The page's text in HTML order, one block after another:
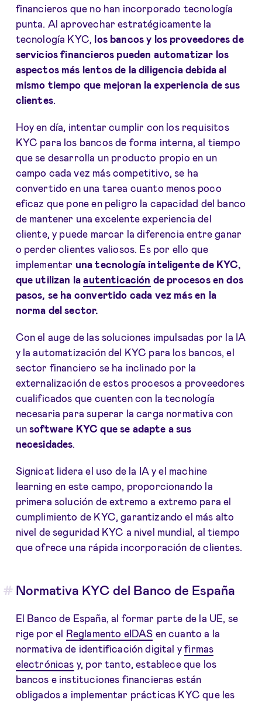
financieros que no han incorporado tecnología
punta. Al aprovechar estratégicamente la
tecnología KYC, los bancos y los proveedores de
servicios financieros pueden automatizar los
aspectos más lentos de la diligencia debida al
mismo tiempo que mejoran la experiencia de sus
clientes.
Hoy en día, intentar cumplir con los requisitos
KYC para los bancos de forma interna, al tiempo
que se desarrolla un producto propio en un
campo cada vez más competitivo, se ha
convertido en una tarea cuanto menos poco
eficaz que pone en peligro la capacidad del banco
de mantener una excelente experiencia del
cliente, y puede marcar la diferencia entre ganar
o perder clientes valiosos. Es por ello que
implementar una tecnología inteligente de KYC,
que utilizan laautenticación de procesos en dos
pasos, se ha convertido cada vez más en la
norma del sector.
Con el auge de las soluciones impulsadas por la IA
y la automatización del KYC para los bancos, el
sector financiero se ha inclinado por la
externalización de estos procesos a proveedores
cualificados que cuenten con la tecnología
necesaria para superar la carga normativa con
unsoftware KYC que se adapte a sus
necesidades
Signicat lidera el uso de la IA y el machine
learning en este campo, proporcionando la
primera solución de extremo a extremo para el
cumplimiento de KYC, garantizando el más alto
nivel de seguridad KYC a nivel mundial, al tiempo
que ofrece una rápida incorporación de clientes.
Normativa KYC del Banco de España
El Banco de España, al formar parte de la UE, se
rige por el Reglamento eIDAS en cuanto a la
normativa de identificación digital yfirmas
electrónicas y, por tanto, establece que los
bancos e instituciones financieras están
obligados a implementar prácticas KYC que les